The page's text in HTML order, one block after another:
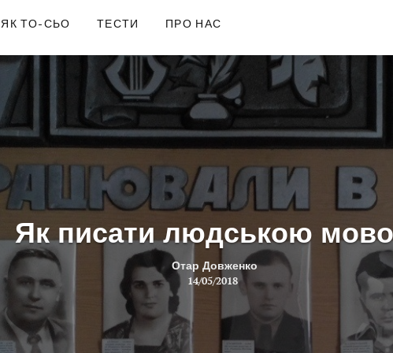
ЯК ТО-СЬО ТЕСТИ ПРО НАС
Як писати людською
Отар Довженко
14/05/2018